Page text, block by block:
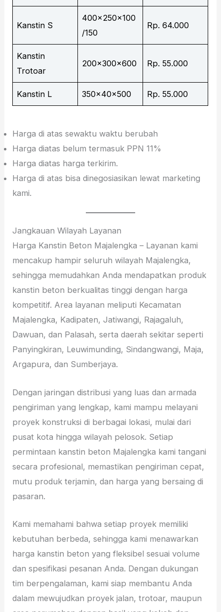
Kanstin S
400x250x100
/150
Rp. 64.000
Kanstin
Trotoar
200x300x600 Rp. 55.000
Kanstin L 350x40x500 Rp. 55.000
Harga di atas sewaktu waktu berubah
Harga diatas belum termasuk PPN 11%
Harga diatas harga terkirim.
Harga di atas bisa dinegosiasikan lewat marketing
kami.
Jangkauan Wilayah Layanan
Harga Kanstin Beton Majalengka – Layanan kami
mencakup hampir seluruh wilayah Majalengka,
sehingga memudahkan Anda mendapatkan produk
kanstin beton berkualitas tinggi dengan harga
kompetitif. Area layanan meliputi Kecamatan
Majalengka, Kadipaten, Jatiwangi, Rajagaluh,
Dawuan, dan Palasah, serta daerah sekitar seperti
Panyingkiran, Leuwimunding, Sindangwangi, Maja,
Argapura, dan Sumberjaya.
Dengan jaringan distribusi yang luas dan armada
pengiriman yang lengkap, kami mampu melayani
proyek konstruksi di berbagai lokasi, mulai dari
pusat kota hingga wilayah pelosok. Setiap
permintaan kanstin beton Majalengka kami tangani
secara profesional, memastikan pengiriman cepat,
mutu produk terjamin, dan harga yang bersaing di
pasaran.
Kami memahami bahwa setiap proyek memiliki
kebutuhan berbeda, sehingga kami menawarkan
harga kanstin beton yang fleksibel sesuai volume
dan spesifikasi pesanan Anda. Dengan dukungan
tim berpengalaman, kami siap membantu Anda
dalam mewujudkan proyek jalan, trotoar, maupun